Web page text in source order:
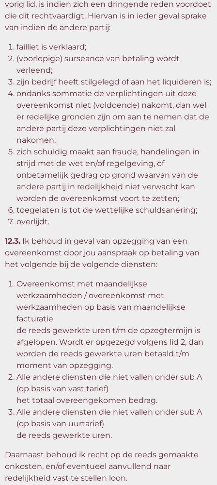
vorig lid, is indien zich een dringende reden voordoet
die dit rechtvaardigt. Hiervan is in ieder geval sprake
van indien de andere partij:
failliet is verklaard;
(voorlopige) surseance van betaling wordt
verleend;
zijn bedrijf heeft stilgelegd of aan het liquideren is;
ondanks sommatie de verplichtingen uit deze
overeenkomst niet (voldoende) nakomt, dan wel
er redelijke gronden zijn om aan te nemen dat de
andere partij deze verplichtingen niet zal
nakomen;
zich schuldig maakt aan fraude, handelingen in
strijd met de wet en/of regelgeving, of
onbetamelijk gedrag op grond waarvan van de
andere partij in redelijkheid niet verwacht kan
worden de overeenkomst voort te zetten;
toegelaten is tot de wettelijke schuldsanering;
overlijdt.
12.3. Ik behoud in geval van opzegging van een
overeenkomst door jou aanspraak op betaling van
het volgende bij de volgende diensten:
Overeenkomst met maandelijkse
werkzaamheden / overeenkomst met
werkzaamheden op basis van maandelijkse
facturatie
de reeds gewerkte uren t/m de opzegtermijn is
afgelopen. Wordt er opgezegd volgens lid 2, dan
worden de reeds gewerkte uren betaald t/m
moment van opzegging.
Alle andere diensten die niet vallen onder sub A
(op basis van vast tarief)
het totaal overeengekomen bedrag.
Alle andere diensten die niet vallen onder sub A
(op basis van uurtarief)
de reeds gewerkte uren.
Daarnaast behoud ik recht op de reeds gemaakte
onkosten, en/of eventueel aanvullend naar
redelijkheid vast te stellen loon.